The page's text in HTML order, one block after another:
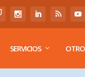
SERVICIOS